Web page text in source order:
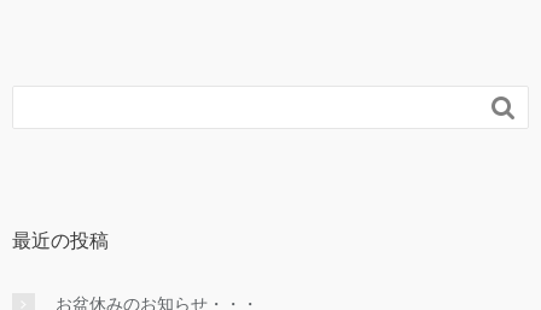

最近の投稿
お盆休みのお知らせ・・・